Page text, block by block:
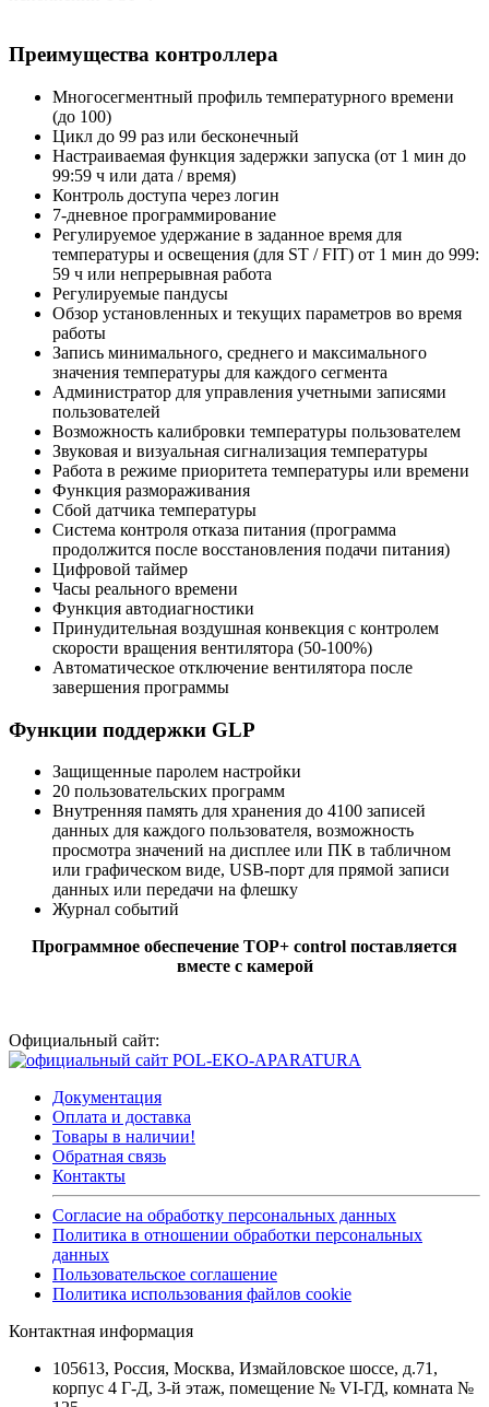
Преимущества контроллера
Многосегментный профиль температурного времени
(до 100)
Цикл до 99 раз или бесконечный
Настраиваемая функция задержки запуска (от 1 мин до
99:59 ч или дата / время)
Контроль доступа через логин
7-дневное программирование
Регулируемое удержание в заданное время для
температуры и освещения (для ST / FIT) от 1 мин до 999:
59 ч или непрерывная работа
Регулируемые пандусы
Обзор установленных и текущих параметров во время
работы
Запись минимального, среднего и максимального
значения температуры для каждого сегмента
Администратор для управления учетными записями
пользователей
Возможность калибровки температуры пользователем
Звуковая и визуальная сигнализация температуры
Работа в режиме приоритета температуры или времени
Функция размораживания
Сбой датчика температуры
Система контроля отказа питания (программа
продолжится после восстановления подачи питания)
Цифровой таймер
Часы реального времени
Функция автодиагностики
Принудительная воздушная конвекция с контролем
скорости вращения вентилятора (50-100%)
Автоматическое отключение вентилятора после
завершения программы
Функции поддержки GLP
Защищенные паролем настройки
20 пользовательских программ
Внутренняя память для хранения до 4100 записей
данных для каждого пользователя, возможность
просмотра значений на дисплее или ПК в табличном
или графическом виде, USB-порт для прямой записи
данных или передачи на флешку
Журнал событий
Программное обеспечение TOP+ control поставляется
вместе с камерой
Официальный сайт:
Документация
Оплата и доставка
Товары в наличии!
Обратная связь
Контакты
Согласие на обработку персональных данных
Политика в отношении обработки персональных
данных
Пользовательское соглашение
Политика использования файлов cookie
Контактная информация
105613, Россия, Москва, Измайловское шоссе, д.71,
корпус 4 Г-Д, 3-й этаж, помещение № VI-ГД, комната №